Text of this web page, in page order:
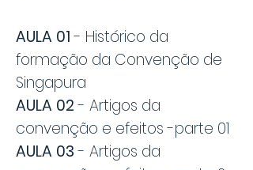
AULA 01- Histórico da
formação da Convenção de
Singapura
AULA 02- Artigos da
convenção e efeitos -parte 01
AULA 03- Artigos da